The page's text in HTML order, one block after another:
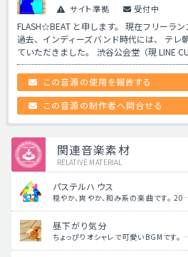
サイト準拠 受付中
FLASH☆BEAT と申します。 現在フリーラン
過去、インディーズバンド時代には、 テレ
ていただきました。 渋谷公会堂（現 LINE
この音源の使用を報告する
この音源の制作者へ問合せる
関連音楽素材
RELATIVE MATERIAL
パステルハウス
穏やか、爽やか、和み系の楽曲です。
昼下がり気分
ちょっぴりオシャレで可愛いBGMです。